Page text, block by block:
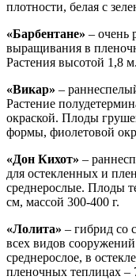
плотности, белая с
«Барбентане» – очень
выращивания в
Растения высотой 1,8
«Викар» –
Растение
окраской. Плоды
формы, фиолетовой
«Дон Кихот» –
для остекленных и
среднерослые. Плоды
см, массой 300-400 г.
«Лолита» – гибрид со
всех видов
среднерослое, в
пленочных теплицах